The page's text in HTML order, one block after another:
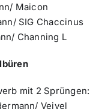
Maicon
SIG Chaccinus
Channing L
mit 2 Sprüngen:
Veivel